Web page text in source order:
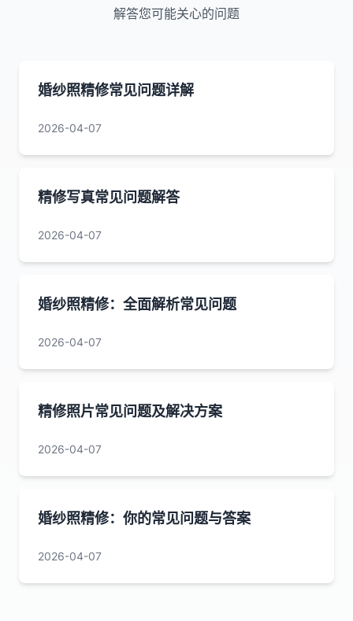
解答您可能关心的问题
婚纱照精修常见问题详解
2026-04-07
精修写真常见问题解答
2026-04-07
婚纱照精修：全面解析常见问题
2026-04-07
精修照片常见问题及解决方案
2026-04-07
婚纱照精修：你的常见问题与答案
2026-04-07